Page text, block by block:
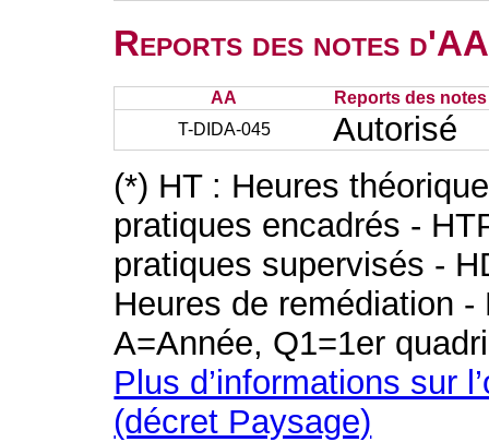
Reports des notes
AA
Reports des
T-DIDA-045
Autorisé
(*) HT : Heures
pratiques encadrés -
pratiques supervisés -
Heures de remédiation
A=Année, Q1=1er
Plus d’informations sur
(décret Paysage)